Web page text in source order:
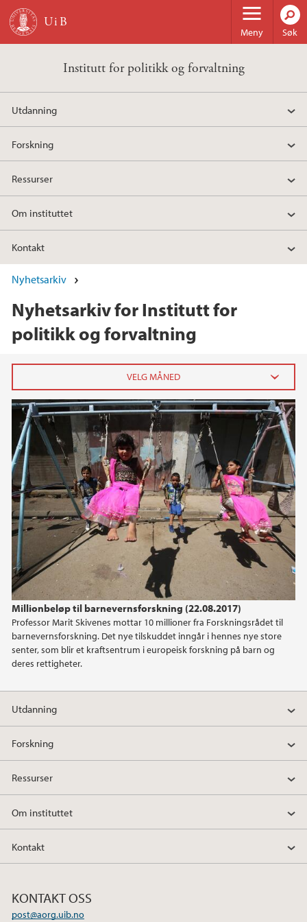
Hopp til hovedinnhold
Meny Søk
Institutt for politikk og forvaltning
Utdanning
Forskning
Ressurser
Om instituttet
Kontakt
Nyhetsarkiv
Nyhetsarkiv for Institutt for
politikk og forvaltning
Millionbeløp til barnevernsforskning (22.08.2017)
Professor Marit Skivenes mottar 10 millioner fra Forskningsrådet til
barnevernsforskning. Det nye tilskuddet inngår i hennes nye store
senter, som blir et kraftsentrum i europeisk forskning på barn og
deres rettigheter.
2026
mai (2)
april (3)
mars (2)
2025
2024
2023
2022
2021
Utdanning
Forskning
Ressurser
Om instituttet
Kontakt
KONTAKT OSS
post@aorg.uib.no